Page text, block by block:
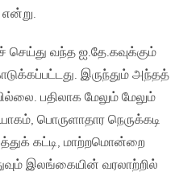
வந்த ஐ.தே.கவுக்கும்
இருந்தும் அந்தத்
பதிலாக மேலும் மேலும்
பொருளாதார நெருக்கடி
கட்டி, மாற்றமொன்றை
இலங்கையின் வரலாற்றில்